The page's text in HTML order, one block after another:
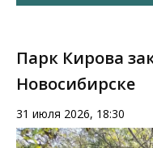
Парк Кирова
Новосибирске
31 июля 2026, 18:30